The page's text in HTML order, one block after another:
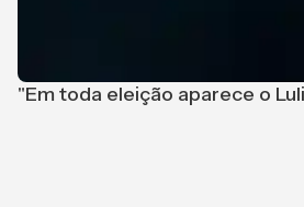
"Em toda eleição aparece o